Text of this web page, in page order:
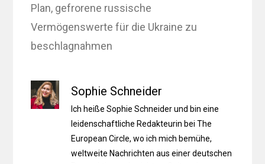
Plan, gefrorene russische
Vermögenswerte für die Ukraine zu
beschlagnahmen
Sophie Schneider
Ich heiße Sophie Schneider und bin eine
leidenschaftliche Redakteurin bei The
European Circle, wo ich mich bemühe,
weltweite Nachrichten aus einer deutschen